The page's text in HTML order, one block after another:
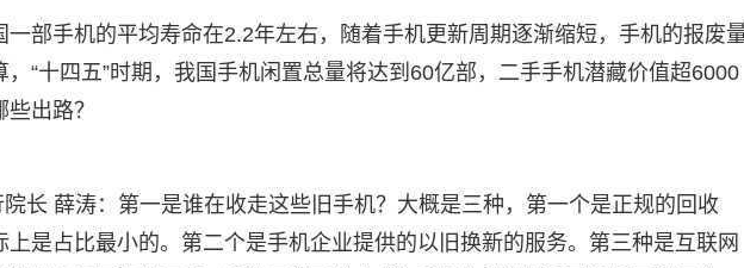
一部手机的平均寿命在2.2年左右，随着手机更新周期逐渐缩短，手机的报废
“十四五”时期，我国手机闲置总量将达到60亿部，二手手机潜藏价值超6000
出路？
长 薛涛：第一是谁在收走这些旧手机？大概是三种，第一个是正规的回收
是占比最小的。第二个是手机企业提供的以旧换新的服务。第三种是互联网